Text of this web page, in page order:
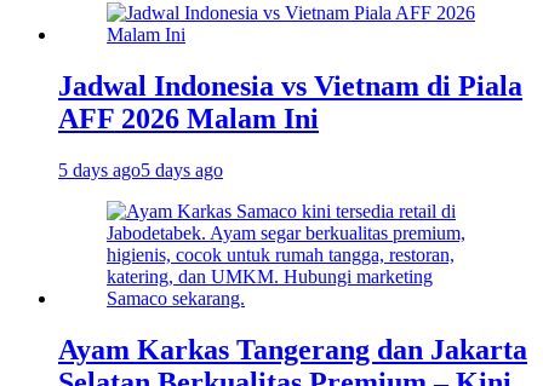
Jadwal Indonesia vs Vietnam di Piala
AFF 2026 Malam Ini
5 days ago5 days ago
Ayam Karkas Tangerang dan Jakarta